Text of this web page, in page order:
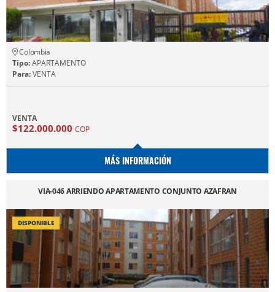
Colombia
Tipo:APARTAMENTO
Para:VENTA
VENTA
$122.000.000 COP
MÁS INFORMACIÓN
VIA-046 ARRIENDO APARTAMENTO CONJUNTO AZAFRAN
DISPONIBLE